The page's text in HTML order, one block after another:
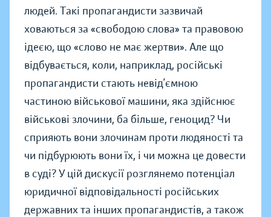
людей. Такі пропагандисти зазвичай
ховаються за «свободою слова» та правовою
ідеєю, що «слово не має жертви». Але що
відбувається, коли, наприклад, російські
пропагандисти стають невід’ємною
частиною військової машини, яка здійснює
військові злочини, ба більше, геноцид? Чи
сприяють вони злочинам проти людяності та
чи підбурюють вони їх, і чи можна це довести
в суді? У цій дискусії розглянемо потенціал
юридичної відповідальності російських
державних та інших пропагандистів, а також